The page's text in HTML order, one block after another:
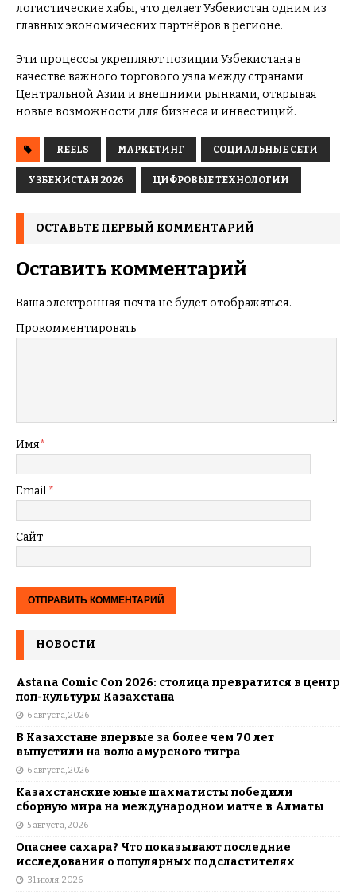
логистические хабы, что делает Узбекистан одним из
главных экономических партнёров в регионе.
Эти процессы укрепляют позиции Узбекистана в
качестве важного торгового узла между странами
Центральной Азии и внешними рынками, открывая
новые возможности для бизнеса и инвестиций.
REELS МАРКЕТИНГ СОЦИАЛЬНЫЕ СЕТИ
УЗБЕКИСТАН 2026 ЦИФРОВЫЕ ТЕХНОЛОГИИ
ОСТАВЬТЕ ПЕРВЫЙ КОММЕНТАРИЙ
Оставить комментарий
Ваша электронная почта не будет отображаться.
Прокомментировать
Имя*
Email *
Сайт
НОВОСТИ
Astana Comic Con 2026: столица превратится в центр
поп-культуры Казахстана
6 августа, 2026
В Казахстане впервые за более чем 70 лет
выпустили на волю амурского тигра
6 августа, 2026
Казахстанские юные шахматисты победили
сборную мира на международном матче в Алматы
5 августа, 2026
Опаснее сахара? Что показывают последние
исследования о популярных подсластителях
31 июля, 2026